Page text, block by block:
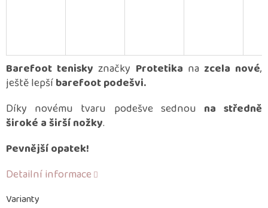
Varianty
Barefoot teniskyznačky Protetika nazcela nové,
ještě lepšíbarefoot podešvi.
Díky novému tvaru podešve sednou na středně
široké a širší nožky.
Pevnější opatek!
Detailní informace